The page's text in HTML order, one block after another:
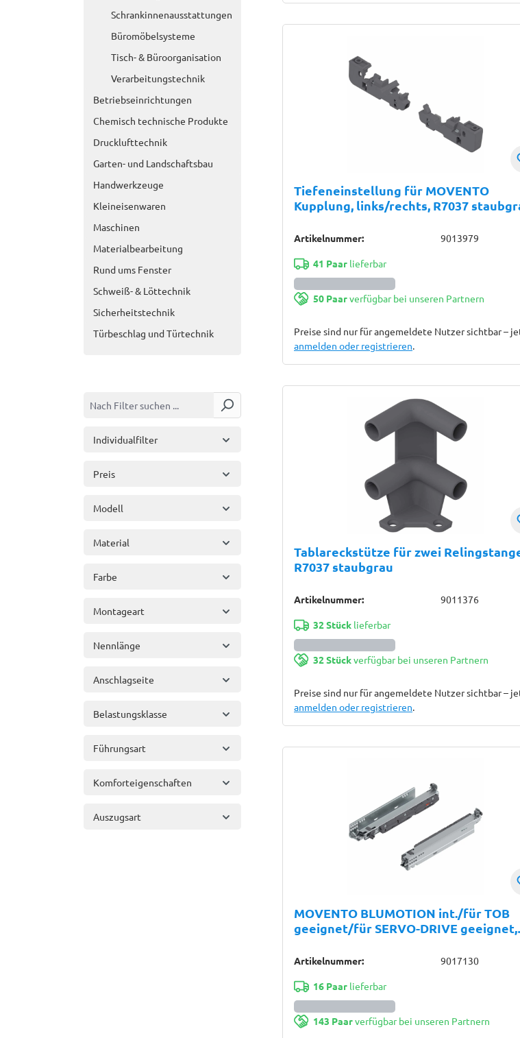
Schrankinnenausstattungen
Büromöbelsysteme
Tisch- & Büroorganisation
Verarbeitungstechnik
Betriebseinrichtungen
Chemisch technische Produkte
Drucklufttechnik
Garten- und Landschaftsbau
Handwerkzeuge
Kleineisenwaren
Maschinen
Materialbearbeitung
Rund ums Fenster
Schweiß- & Löttechnik
Sicherheitstechnik
Türbeschlag und Türtechnik
Individualfilter
Preis
Modell
Material
Farbe
Montageart
Nennlänge
Anschlagseite
Belastungsklasse
Führungsart
Komforteigenschaften
Auszugsart
Tiefeneinstellung für MOVENTO
Kupplung, links/rechts, R7037
Artikelnummer: 9013979
41 Paarlieferbar
50 Paarverfügbar bei unseren Partnern
Preise sind nur für angemeldete Nutzer sichtbar –
anmelden oder registrieren.
Tablareckstütze für zwei
R7037 staubgrau
Artikelnummer: 9011376
32 Stücklieferbar
32 Stückverfügbar bei unseren Partnern
Preise sind nur für angemeldete Nutzer sichtbar –
anmelden oder registrieren.
MOVENTO BLUMOTION int./für TOB
geeignet/für SERVO-DRIVE geeignet,
für Kupplung, links/rechts, verzinkt
Artikelnummer: 9017130
16 Paarlieferbar
143 Paarverfügbar bei unseren Partnern